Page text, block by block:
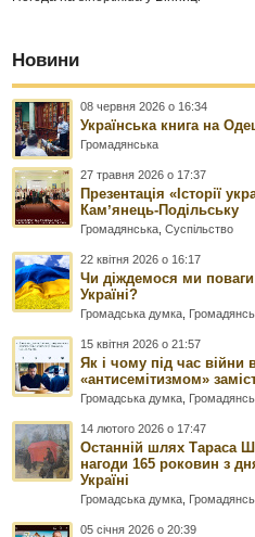
Новини
08 червня 2026 о 16:34
Українська книга на
Громадянська
27 травня 2026 о 17:37
Презентація «Історії
Камʼянець-Подільську
Громадянська ,Суспільство
22 квітня 2026 о 16:17
Чи діждемося ми
Україні?
Громадська думка
15 квітня 2026 о 21:57
Як і чому під час війни
«антисемітизмом»
Громадська думка
14 лютого 2026 о 17:47
Останній шлях Тараса
нагоди 165 роковин з
Україні
Громадська думка
05 січня 2026 о 20:39